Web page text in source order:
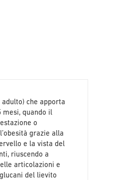
adulto) che apporta
mesi, quando il
o
grazie alla
e la vista del
riuscendo a
articolazioni e
del lievito